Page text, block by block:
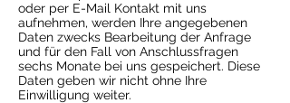
oder per E-Mail Kontakt mit uns
aufnehmen, werden Ihre angegebenen
Daten zwecks Bearbeitung der Anfrage
und für den Fall von Anschlussfragen
sechs Monate bei uns gespeichert. Diese
Daten geben wir nicht ohne Ihre
Einwilligung weiter.